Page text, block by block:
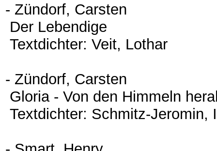
- Zündorf, Carsten
Der Lebendige
Textdichter: Veit, Lothar
- Zündorf, Carsten
Gloria - Von den Himmeln
Textdichter: Schmitz-Jeromin,